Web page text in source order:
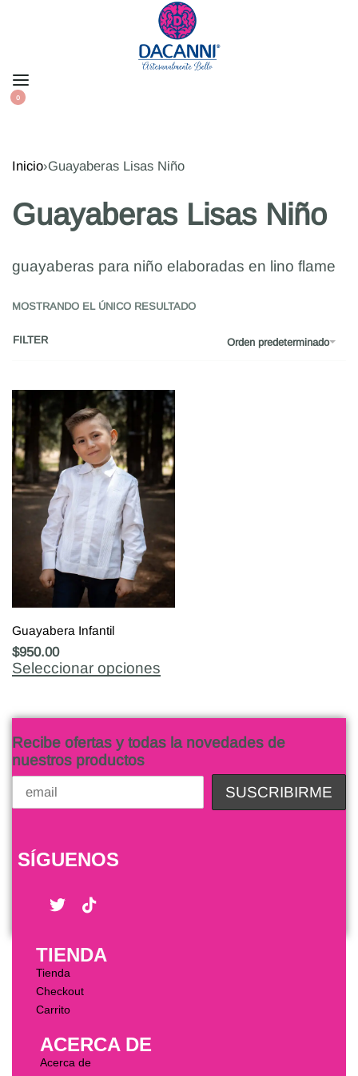
0
Inicio›Guayaberas Lisas Niño
Guayaberas Lisas Niño
guayaberas para niño elaboradas en lino flame
MOSTRANDO EL ÚNICO RESULTADO
Orden predeterminado
FILTER
Guayabera Infantil
$950.00
Seleccionar opciones
Recibe ofertas y todas la novedades de
nuestros productos
SÍGUENOS
TIENDA
Tienda
Checkout
Carrito
ACERCA DE
Acerca de